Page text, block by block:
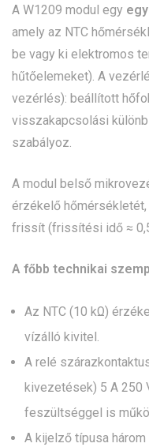
A W1209 modul egy
amely az NTC
be vagy ki elektromos
hűtőelemeket). A
vezérlés): beállított
visszakapcsolási
szabályoz.
A modul belső
érzékelő
frissít (frissítési idő ≈
A főbb technikai
Az NTC (10 kΩ)
vízálló kivitel.
A relé
kivezetések) 5 A 250
feszültséggel is
A kijelző típusa